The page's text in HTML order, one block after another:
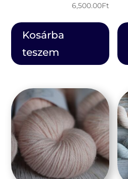
6,500.00Ft
Kosárba
teszem